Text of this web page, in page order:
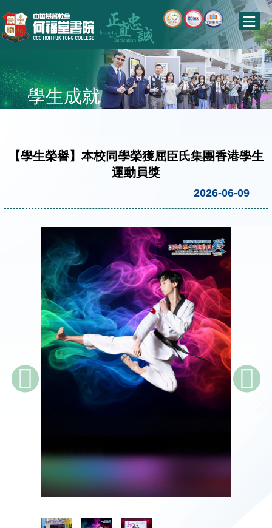
學生成就
【學生榮譽】本校同學榮獲屈臣氏集團香港學生
運動員獎
2026-06-09